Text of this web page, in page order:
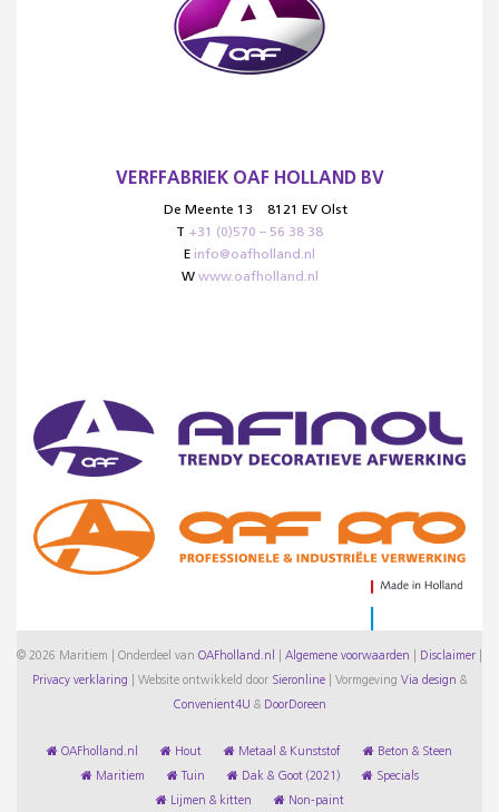
VERFFABRIEK OAF HOLLAND BV
De Meente 13
8121 EV Olst
T +31 (0)570 – 56 38 38
E info@oafholland.nl
W www.oafholland.nl
© 2026 Maritiem | Onderdeel van OAFholland.nl Algemene voorwaarden Disclaimer
Privacy verklaring Website ontwikkeld door Sieronline Vormgeving Via design &
Convenient4U & DoorDoreen
OAFholland.nl Hout Metaal & Kunststof Beton & Steen
Maritiem Tuin Dak & Goot (2021) Specials
Lijmen & kitten Non-paint